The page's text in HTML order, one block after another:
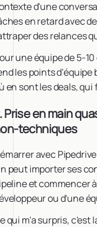
d'une
en retard avec
des relances
une équipe de 5-
les points d'équipe
en sont les deals,
Prise en main
techniques
avec
peut importer ses
et commencer
ou d'une
qui m'a surpris, c'est